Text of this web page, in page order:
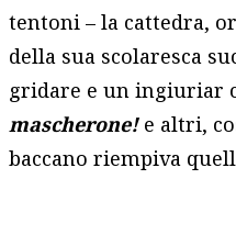
tentoni – la cattedra,
della sua scolaresca
gridare e un ingiuriar
mascherone!e altri,
baccano riempiva